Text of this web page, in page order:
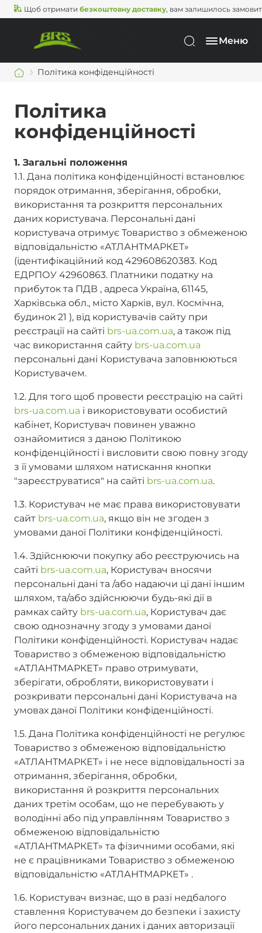
Щоб отримати безкоштовну доставку, вам залишилось
Меню
Політика конфіденційності
Політика
конфіденційності
1. Загальні положення
1.1. Дана політика конфіденційності встановлює
порядок отримання, зберігання, обробки,
використання та розкриття персональних
даних користувача. Персональні дані
користувача отримує Товариство з обмеженою
відповідальністю «АТЛАНТМАРКЕТ»
(ідентифікаційний код 429608620383. Код
ЕДРПОУ 42960863. Платники податку на
прибуток та ПДВ , адреса Україна, 61145,
Харківська обл., місто Харків, вул. Космічна,
будинок 21 ), від користувачів сайту при
реєстрації на сайті brs-ua.com.ua, а також під
час використання сайту brs-ua.com.ua
персональні дані Користувача заповнюються
Користувачем.
1.2. Для того щоб провести реєстрацію на сайті
brs-ua.com.ua і використовувати особистий
кабінет, Користувач повинен уважно
ознайомитися з даною Політикою
конфіденційності і висловити свою повну згоду
з її умовами шляхом натискання кнопки
"зареєструватися" на сайті brs-ua.com.ua.
1.3. Користувач не має права використовувати
сайт brs-ua.com.ua, якщо він не згоден з
умовами даної Політики конфіденційності.
1.4. Здійснюючи покупку або реєструючись на
сайті brs-ua.com.ua, Користувач вносячи
персональні дані та /або надаючи ці дані іншим
шляхом, та/або здійснюючи будь-які дії в
рамках сайту brs-ua.com.ua, Користувач дає
свою однозначну згоду з умовами даної
Політики конфіденційності. Користувач надає
Товариство з обмеженою відповідальністю
«АТЛАНТМАРКЕТ» право отримувати,
зберігати, обробляти, використовувати і
розкривати персональні дані Користувача на
умовах даної Політики конфіденційності.
1.5. Дана Політика конфіденційності не регулює
Товариство з обмеженою відповідальністю
«АТЛАНТМАРКЕТ» і не несе відповідальності за
отримання, зберігання, обробки,
використання й розкриття персональних
даних третім особам, що не перебувають у
володінні або під управлінням Товариство з
обмеженою відповідальністю
«АТЛАНТМАРКЕТ» та фізичними особами, які
не є працівниками Товариство з обмеженою
відповідальністю «АТЛАНТМАРКЕТ» .
1.6. Користувач визнає, що в разі недбалого
ставлення Користувачем до безпеки і захисту
його персональних даних і даних авторизації